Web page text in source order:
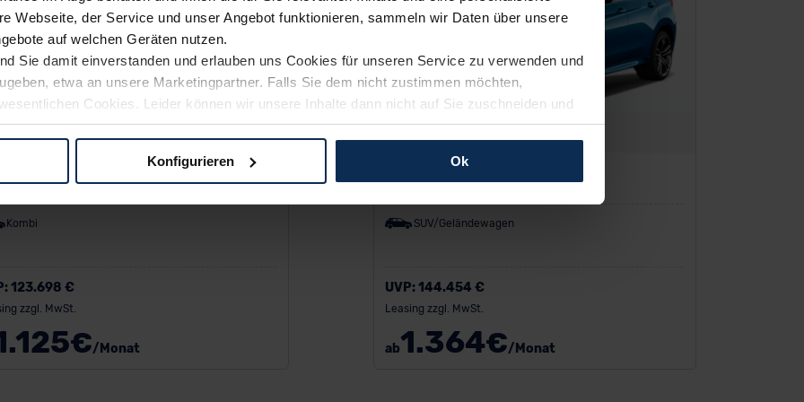
Webseite, der Service und unser Angebot funktionieren, sammeln wir Daten über unsere
auf welchen Geräten nutzen.
Sie damit einverstanden und erlauben uns Cookies für unseren Service zu verwenden und
etwa an unsere Marketingpartner. Falls Sie dem nicht zustimmen möchten,
Cookies. Leider können wir unsere Inhalte dann nicht auf Sie zuschneiden und
Weg zu Ihrem Neuwagen unterstützen. Sie können die Einstellungen jederzeit anpassen
der EU erfolgt, erfolgt dies ausschließlich auf der Grundlage eines
Konfigurieren Ok
Kombi
123.698 €
zzgl. MwSt.
€/Monat
SUV/Geländewagen
UVP:144.454 €
Leasing zzgl. MwSt.
ab1.364€/Monat